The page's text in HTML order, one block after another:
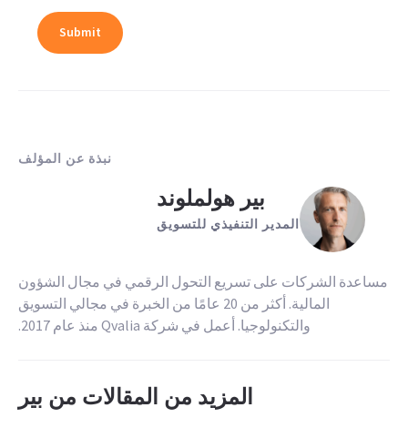
نبذة عن المؤلف
بير هولملوند
المدير التنفيذي للتسويق
مساعدة الشركات على تسريع التحول الرقمي في مجال الشؤون
المالية. أكثر من 20 عامًا من الخبرة في مجالي التسويق
والتكنولوجيا. أعمل في شركة Qvalia منذ عام 2017.
المزيد من المقالات من بير